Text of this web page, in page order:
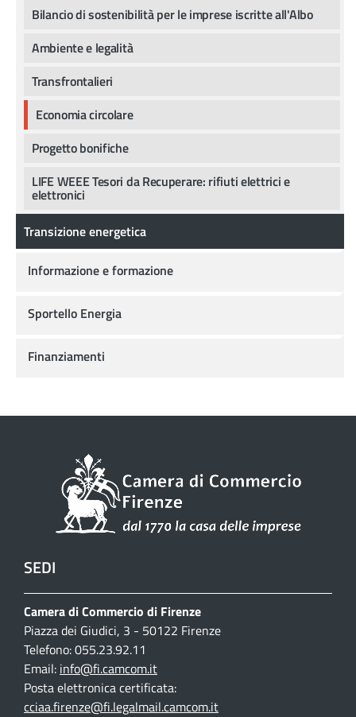
Bilancio di sostenibilità per le imprese iscritte all'Albo
Ambiente e legalità
Transfrontalieri
Economia circolare
Progetto bonifiche
LIFE WEEE Tesori da Recuperare: rifiuti elettrici e
elettronici
Transizione energetica
Informazione e formazione
Sportello Energia
Finanziamenti
SEDI
Camera di Commercio di Firenze
Piazza dei Giudici, 3 - 50122 Firenze
Telefono: 055.23.92.11
Email: info@fi.camcom.it
Posta elettronica certificata:
cciaa.firenze@fi.legalmail.camcom.it